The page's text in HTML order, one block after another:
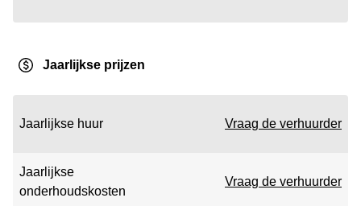
Jaarlijkse prijzen
Jaarlijkse huur Vraag de verhuurder
Jaarlijkse
onderhoudskosten
Vraag de verhuurder